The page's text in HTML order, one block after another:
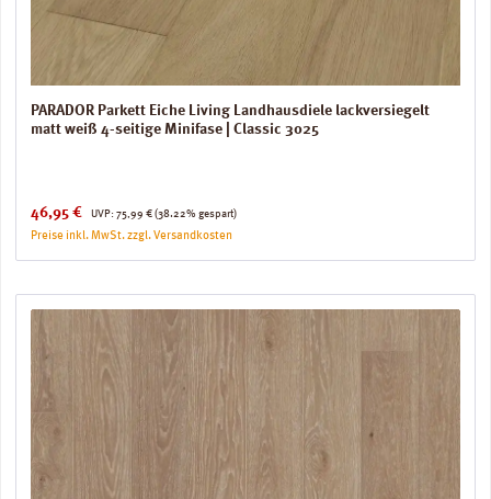
PARADOR Parkett Eiche Living Landhausdiele lackversiegelt
matt weiß 4-seitige Minifase | Classic 3025
Verkaufspreis:
46,95 € UVP:
Regulärer Preis:
75,99 € (38.22% gespart)
Preise inkl. MwSt. zzgl. Versandkosten